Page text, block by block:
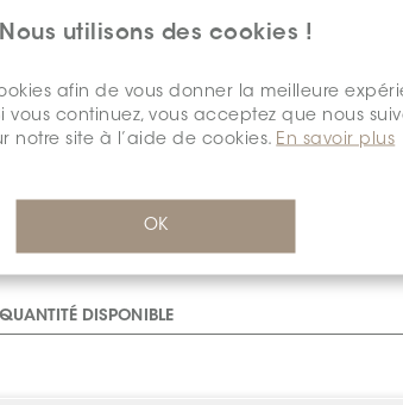
Nous utilisons des cookies !
afin de vous donner la meilleure
vous continuez, vous acceptez que nous
notre site à l’aide de cookies. En savoir plus
OK
$82.39
SCHDSLE0160ECRIBREB0
DISPONIBLE